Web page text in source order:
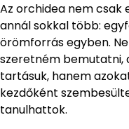
Az orchidea nem csak
annál sokkal több:
örömforrás egyben.
szeretném bemutatni,
tartásuk, hanem
kezdőként
tanulhattok.